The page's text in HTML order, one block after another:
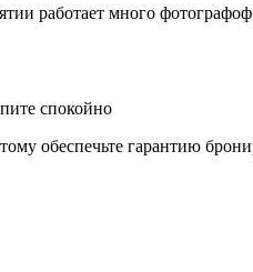
работает много
спокойно
обеспечьте гарантию